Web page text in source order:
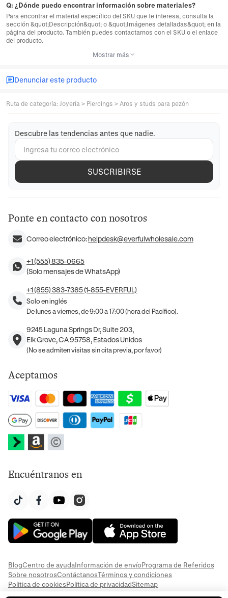
Q: ¿Dónde puedo encontrar información sobre materiales?
Para encontrar el material específico del SKU que te interesa, consulta la
sección &quot;Descripción&quot; o &quot;Imágenes detalladas&quot; en la
página del producto. También puedes contactarnos con el SKU o el enlace
del producto.
Mostrar más
Denunciar este producto
Ruta de categoría: Joyería > Piercings > Aros y studs para pezón
Descubre las tendencias antes que nadie.
SUSCRIBIRSE
Ponte en contacto con nosotros
Correo electrónico:helpdesk@everfulwholesale.com
+1 (555) 835-0665
(Solo mensajes de WhatsApp)
+1 (855) 383-7385 (1-855-EVERFUL)
Solo en inglés
De lunes a viernes, de 9:00 a 17:00 (hora del Pacífico).
9245 Laguna Springs Dr, Suite 203,
Elk Grove, CA 95758, Estados Unidos
(No se admiten visitas sin cita previa, por favor)
Aceptamos
Encuéntranos en
BlogCentro de ayudaInformación de envíoPrograma de Referidos
Sobre nosotrosContáctanosTérminos y condiciones
Política de cookiesPolítica de privacidadSitemap